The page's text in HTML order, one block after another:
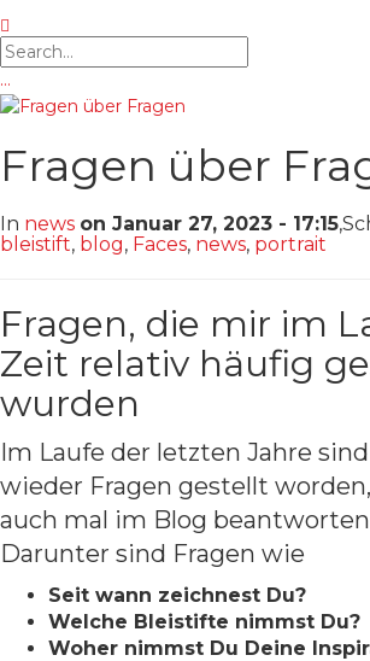
…
Fragen über
In news on Januar 27, 2023 - 17:15
bleistift, blog, Faces, news, portrait
Fragen, die mir im
Zeit relativ häufig
wurden
Im Laufe der letzten Jahre
wieder Fragen gestellt
auch mal im Blog
Darunter sind Fragen wie
Seit wann zeichnest Du?
Welche Bleistifte nimmst Du?
Woher nimmst Du Deine